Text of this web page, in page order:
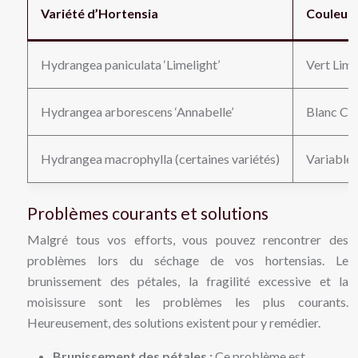
Variété d’Hortensia Couleur
Hydrangea paniculata ‘Limelight’ Vert
Hydrangea arborescens ‘Annabelle’ Blanc
Hydrangea macrophylla (certaines variétés) Variable
Problèmes courants et solutions
Malgré tous vos efforts, vous pouvez rencontrer des
problèmes lors du séchage de vos hortensias. Le
brunissement des pétales, la fragilité excessive et la
moisissure sont les problèmes les plus courants.
Heureusement, des solutions existent pour y remédier.